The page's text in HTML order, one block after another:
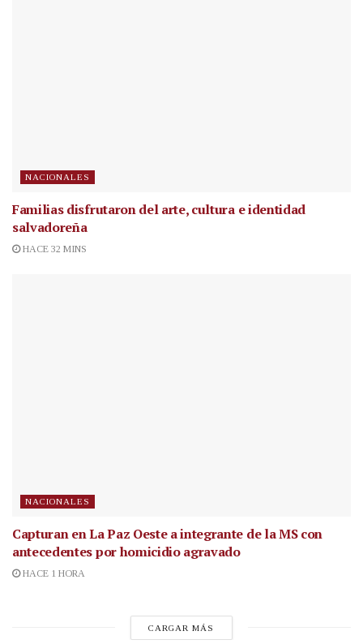
NACIONALES
Familias disfrutaron del arte, cultura e identidad
salvadoreña
HACE 32 MINS
NACIONALES
Capturan en La Paz Oeste a integrante de la MS con
antecedentes por homicidio agravado
HACE 1 HORA
CARGAR MÁS